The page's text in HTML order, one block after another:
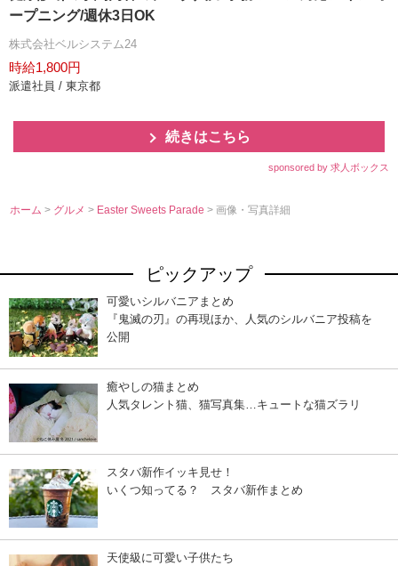
ープニング/週休3日OK
株式会社ベルシステム24
時給1,800円
派遣社員 / 東京都
続きはこちら
sponsored by 求人ボックス
ホーム > グルメ> Easter Sweets Parade> 画像・写真詳細
ピックアップ
可愛いシルバニアまとめ
『鬼滅の刃』の再現ほか、人気のシルバニア投稿を
公開
癒やしの猫まとめ
人気タレント猫、猫写真集…キュートな猫ズラリ
スタバ新作イッキ見せ！
いくつ知ってる？ スタバ新作まとめ
天使級に可愛い子供たち